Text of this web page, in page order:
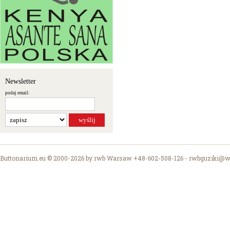
Newsletter
podaj email:
Buttonarium.eu © 2000-2026 by rwb Warsaw +48-602-508-126 -